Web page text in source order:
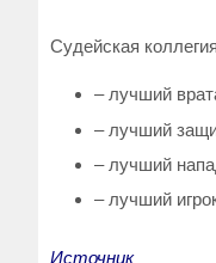
Судейская
– лучший
– лучший
– лучший
– лучший
Источник